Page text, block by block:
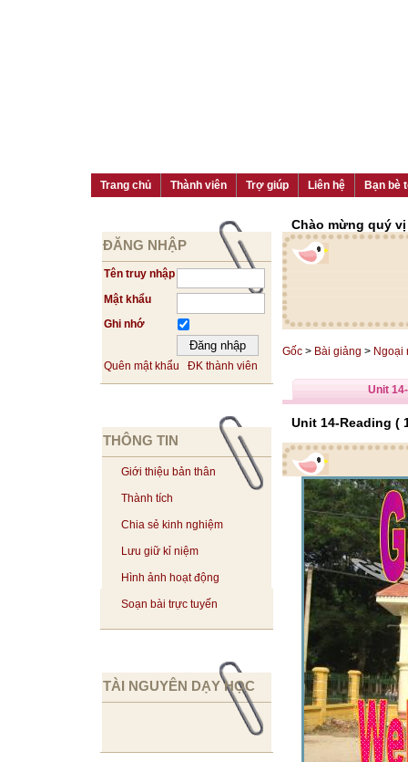
Trang chủ Thành viên Trợ giúp Liên hệ Bạn bè
ĐĂNG NHẬP
Tên truy nhập
Mật khẩu
Ghi nhớ
Quên mật khẩu ĐK thành viên
THÔNG TIN
Giới thiệu bản thân
Thành tích
Chia sẻ kinh nghiệm
Lưu giữ kỉ niệm
Hình ảnh hoạt động
Soạn bài trực tuyến
TÀI NGUYÊN DẠY HỌC
Chào mừng quý
Gốc > Bài giảng > Ngoại
Unit
Unit 14-Reading (